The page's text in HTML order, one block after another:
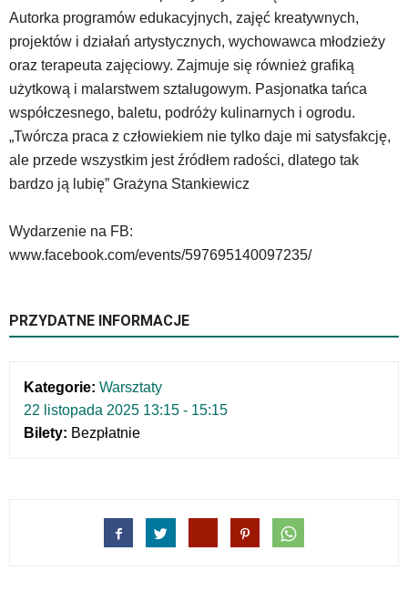
klawiszy
strzałek
lub
im
skrótów
klawiaturowych
czytniku
oraz
być
wyposażone
klawiaturowe
danej
platformy.
Autorka programów edukacyjnych, zajęć kreatywnych,
projektów i działań artystycznych, wychowawca młodzieży
oraz terapeuta zajęciowy. Zajmuje się również grafiką
użytkową i malarstwem sztalugowym. Pasjonatka tańca
współczesnego, baletu, podróży kulinarnych i ogrodu.
„Twórcza praca z człowiekiem nie tylko daje mi satysfakcję,
ale przede wszystkim jest źródłem radości, dlatego tak
bardzo ją lubię” Grażyna Stankiewicz
Wydarzenie na FB:
www.facebook.com/events/597695140097235/
PRZYDATNE INFORMACJE
Kategorie: Warsztaty
22 listopada 2025 13:15 - 15:15
Bilety: Bezpłatnie